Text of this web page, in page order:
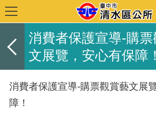
消費者保護宣導-購
文展覽，安心有保障！
消費者保護宣導-購票觀賞藝文展
障！